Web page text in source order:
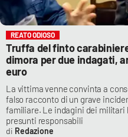
REATO ODIOSO
Truffa del finto
dimora per due indagati,
euro
La vittima venne convinta a
falso racconto di un grave
familiare. Le indagini dei
presunti responsabili
Redazione